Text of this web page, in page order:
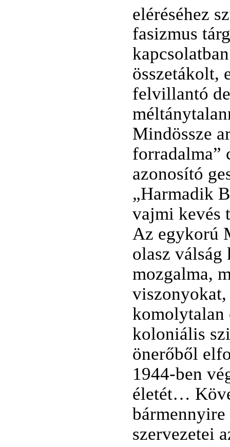
eléréséhez
fasizmus
összetákolt,
felvillantó
Mindössze
forradalma”
azonosító
„Harmadik
vajmi kevés
Az egykorú
olasz válság
mozgalma,
viszonyokat,
komolytalan
koloniális
önerőből
1944-ben
életét…
szervezetei